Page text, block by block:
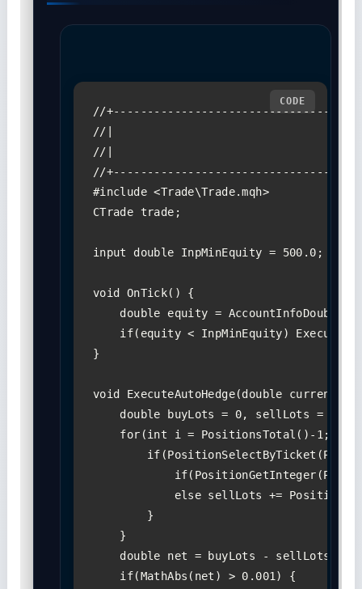
//
//|                                     Buoi
//|
//
#include <Trade\Trade.mqh>
CTrade trade;
input double InpMinEquity = 500.0; //
void OnTick() {
double equity =
if(equity < InpMinEquity)
}
void ExecuteAutoHedge(double
    double buyLots = 0, sellLots = 0;
for(int i = PositionsTotal()-1; i
else sellLots +=
        }
    }
    double net = buyLots - sellLots;
    if(MathAbs(net) > 0.001) {